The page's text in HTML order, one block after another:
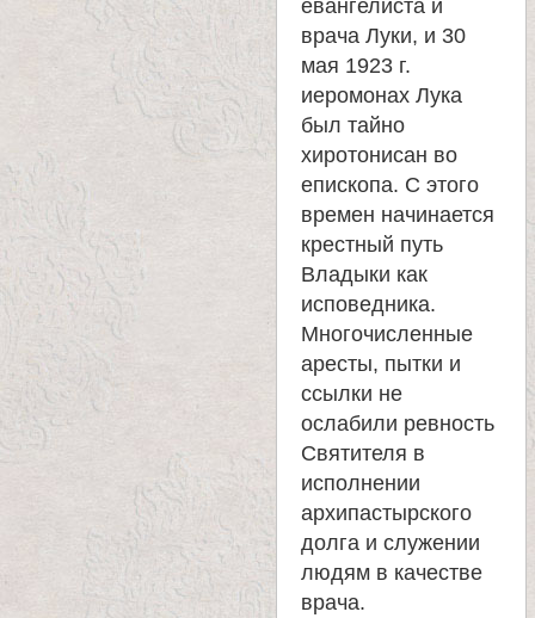
евангелиста и
врача Луки, и 30
мая 1923 г.
иеромонах Лука
был тайно
хиротонисан во
епископа. С этого
времен начинается
крестный путь
Владыки как
исповедника.
Многочисленные
аресты, пытки и
ссылки не
ослабили ревность
Святителя в
исполнении
архипастырского
долга и служении
людям в качестве
врача.